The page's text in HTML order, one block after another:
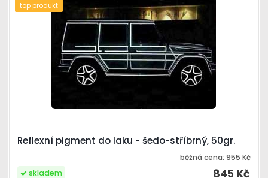
Reflexní pigment do laku - šedo-stříbrný, 50gr.
běžná cena:955 Kč
845 Kč
skladem
top produkt